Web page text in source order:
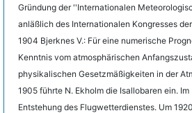
Gründung der ''Internationalen
anläßlich des Internationalen Kongresses
1904 Bjerknes V.: Für eine numerische
Kenntnis vom atmosphärischen
physikalischen Gesetzmäßigkeiten in der
1905 führte N. Ekholm die Isallobaren ein. Im
Entstehung des Flugwetterdienstes. Um